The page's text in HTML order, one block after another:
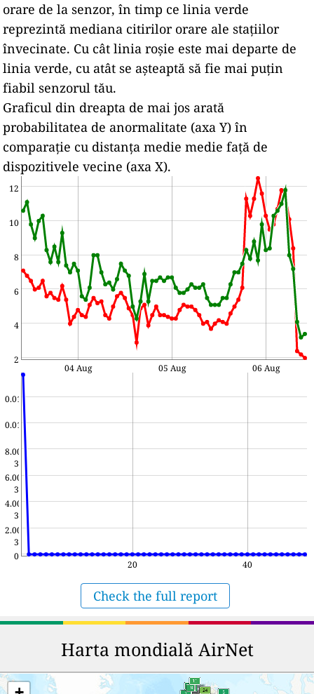
orare de la senzor, în timp ce linia verde
reprezintă mediana citirilor orare ale stațiilor
învecinate. Cu cât linia roșie este mai departe de
linia verde, cu atât se așteaptă să fie mai puțin
fiabil senzorul tău.
Graficul din dreapta de mai jos arată
probabilitatea de anormalitate (axa Y) în
comparație cu distanța medie medie față de
dispozitivele vecine (axa X).
2
4
6
8
10
12
04 Aug 05 Aug 06 Aug
0
2.00e-
3
4.00e-
3
6.00e-
3
8.00e-
3
0.01
0.01
20 40
Check the full report
Harta mondială AirNet